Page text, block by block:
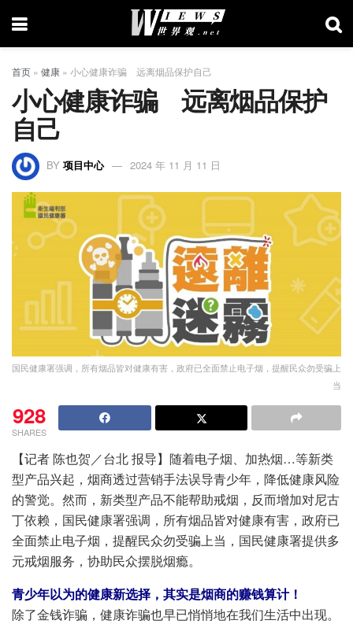
首页 » 健康 » 小心健康诈骗 远离烟品保护自己
小心健康诈骗 远离烟品保护
自己
BY 项目中心 2024 年 11 月 11 日
国民健康署强调，所有烟品皆对健康有害，政府已全面禁止电子烟，提醒民众勿受骗上
当
928
SHARES
【记者 陈也贺／台北 报导】随着电子烟、加热烟…等新类
型产品兴起，烟商透过营销手法误导青少年，降低健康风险
的警觉。然而，新类型产品不能帮助戒烟，反而增加对尼古
丁依赖，国民健康署强调，所有烟品皆对健康有害，政府已
全面禁止电子烟，提醒民众勿受骗上当，国民健康署提供多
元戒烟服务，协助民众摆脱烟瘾。
青少年以为的健康新选择，其实是烟商的赚钱算计！
除了金钱诈骗，健康诈骗也早已悄悄地在我们生活中出现。